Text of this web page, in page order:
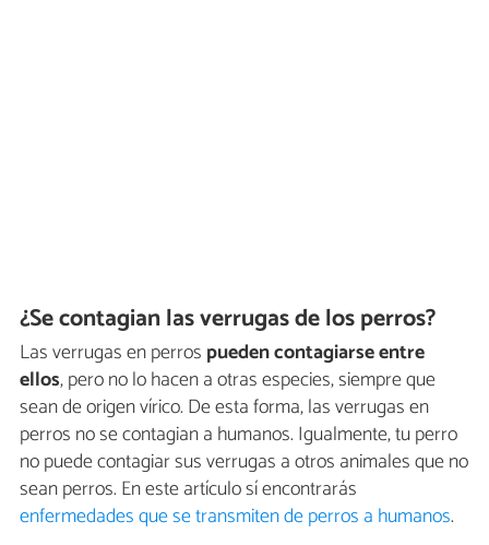
¿Se contagian las verrugas de los perros?
Las verrugas en perros pueden contagiarse entre
ellos, pero no lo hacen a otras especies, siempre que
sean de origen vírico. De esta forma, las verrugas en
perros no se contagian a humanos. Igualmente, tu perro
no puede contagiar sus verrugas a otros animales que no
sean perros. En este artículo sí encontrarás
enfermedades que se transmiten de perros a humanos.